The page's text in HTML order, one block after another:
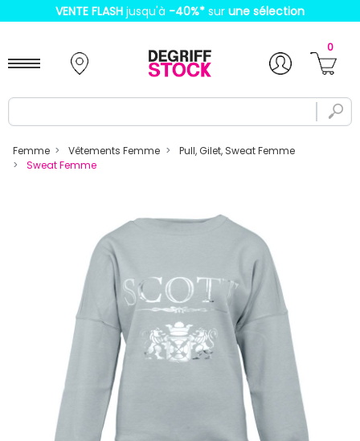
VENTE FLASH jusqu'à -40%* sur une sélection
0
Femme Vêtements Femme
Pull, Gilet, Sweat Femme
Sweat Femme